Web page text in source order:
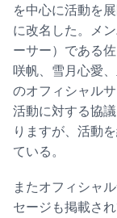
を中心に活動を
に改名した。メ
ーサー）である
咲帆、雪月心愛
のオフィシャル
活動に対する協
りますが、活動
ている。
またオフィシャ
セージも掲載さ